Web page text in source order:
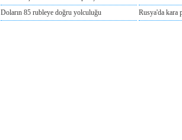
Doların 85 rubleye doğru yolculuğu
Rusya'da kara